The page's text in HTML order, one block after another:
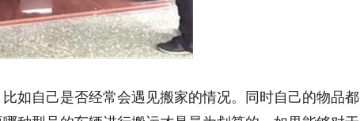
如自己是否经常会遇见搬家的情况。同时自己的物品都